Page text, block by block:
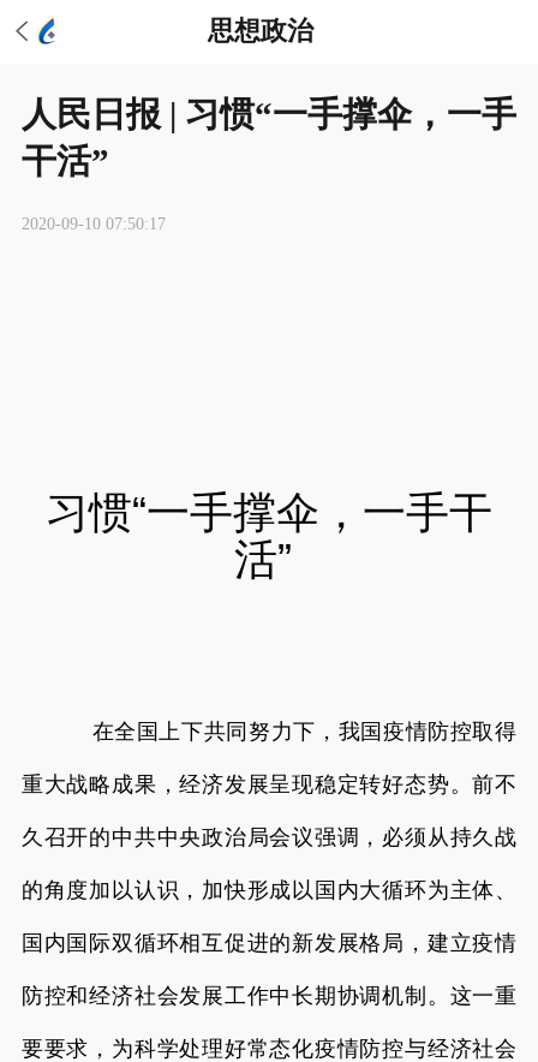
思想政治
人民日报 | 习惯“一手撑伞，一手
干活”
2020-09-10 07:50:17
习惯“一手撑伞，一手干
活”
在全国上下共同努力下，我国疫情防控取得
重大战略成果，经济发展呈现稳定转好态势。前不
久召开的中共中央政治局会议强调，必须从持久战
的角度加以认识，加快形成以国内大循环为主体、
国内国际双循环相互促进的新发展格局，建立疫情
防控和经济社会发展工作中长期协调机制。这一重
要要求，为科学处理好常态化疫情防控与经济社会